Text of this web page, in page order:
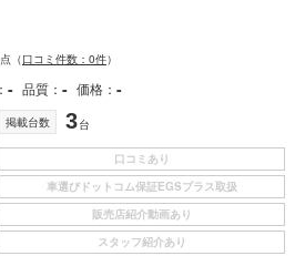
点 （口コミ件数：0件）
- 品質 - 価格 -
掲載台数 3台
口コミあり
車選びドットコム保証EGSプラス取扱
販売店紹介動画あり
スタッフ紹介あり